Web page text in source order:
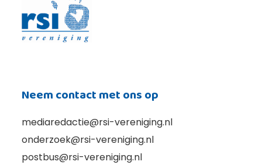
Neem contact met ons op
mediaredactie@rsi-vereniging.nl
onderzoek@rsi-vereniging.nl
postbus@rsi-vereniging.nl